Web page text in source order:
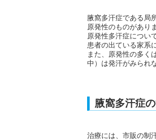
腋窩多汗症である局
原発性のものがあり
原発性多汗症につい
患者の出ている家系
また、原発性の多く
中）は発汗がみられ
腋窩多汗症
治療には、市販の制